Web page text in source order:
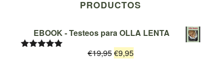
PRODUCTOS
EBOOK - Testeos para OLLA LENTA
€19,95El
€9,95El